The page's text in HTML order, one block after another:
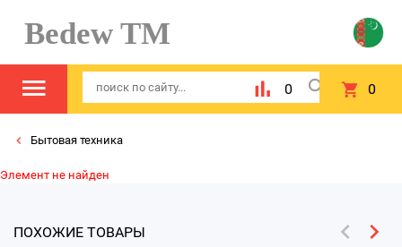
Bedew TM
0 0
Бытовая техника
Элемент не найден
ПОХОЖИЕ ТОВАРЫ